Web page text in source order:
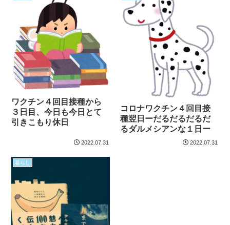
ワクチン４回目接種から
３日目、今日も今日とて
引きこもり休日
2022.07.31
コロナワクチン４回目接
種翌日ーだるだるだるだ
るダルメシアンな１日ー
2022.07.31
暮らし